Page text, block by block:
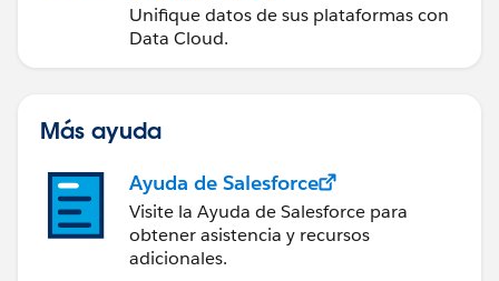
Unifique datos de sus plataformas con
Data Cloud.
Más ayuda
Ayuda de Salesforce
Visite la Ayuda de Salesforce para
obtener asistencia y recursos
adicionales.